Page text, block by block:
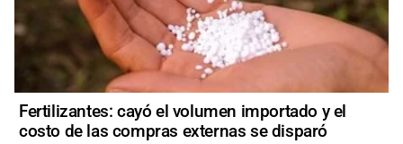
Fertilizantes: cayó el volumen importado y el
costo de las compras externas se disparó